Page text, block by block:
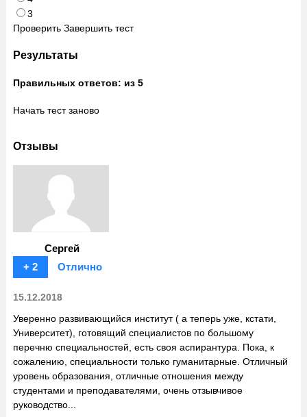
3
Проверить Завершить тест
Результаты
Правильных ответов: из 5
Начать тест заново
Отзывы
Сергей
+ 2
Отлично
15.12.2018
Уверенно развивающийся институт ( а теперь уже, кстати,
Университет), готовящий специалистов по большому
перечню специальностей, есть своя аспирантура. Пока, к
сожалению, специальности только гуманитарные. Отличный
уровень образования, отличные отношения между
студентами и преподавателями, очень отзывчивое
руководство...